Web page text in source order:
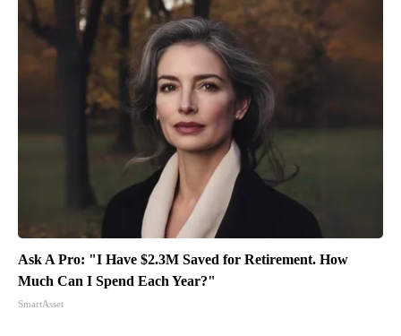
Ask A Pro: "I Have $2.3M Saved for Retirement. How
Much Can I Spend Each Year?"
SmartAsset